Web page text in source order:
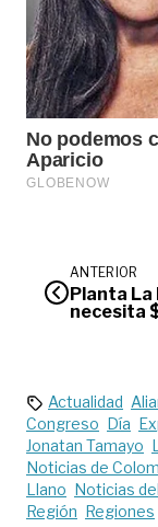
ANTERIOR
Planta La
necesita
Actualidad
Congreso Día
Jonatan Tamayo
Noticias de
Llano Noticias
Región Regiones